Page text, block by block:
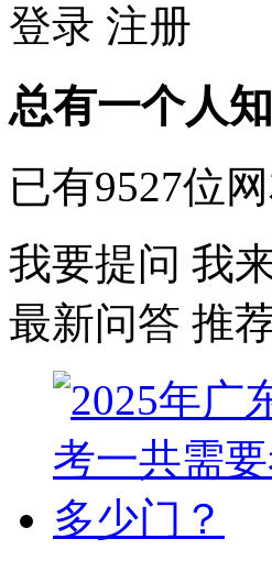
登录 注册
总有一个人
已有9527位
我要提问 我
最新问答 推